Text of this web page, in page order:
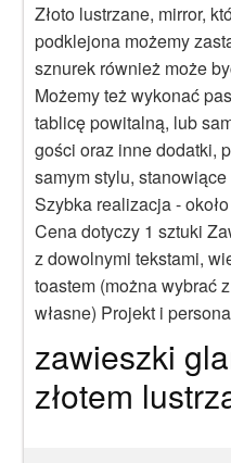
Złoto lustrzane, mirror,
podklejona możemy
sznurek również może
Możemy też wykonać
tablicę powitalną, lub
gości oraz inne dodatki,
samym stylu,
Szybka realizacja -
Cena dotyczy 1 sztuki
z dowolnymi tekstami,
toastem (można wybrać
własne) Projekt i
zawieszki
złotem